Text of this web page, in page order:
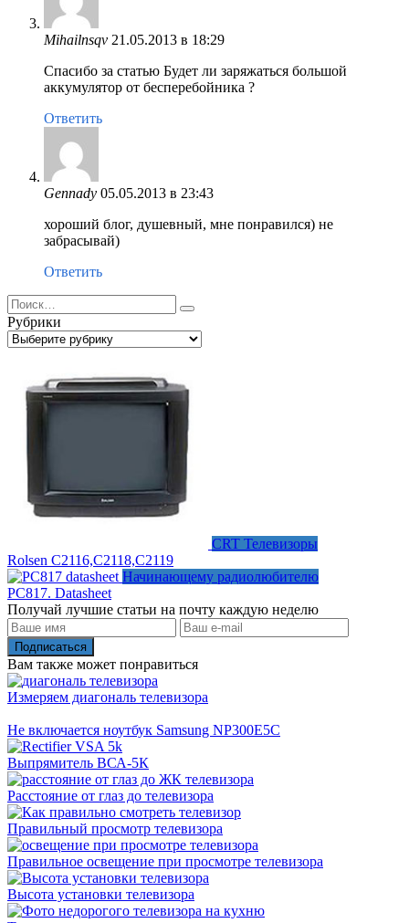
Mihailnsqv 21.05.2013 в 18:29
Спасибо за статью Будет ли заряжаться большой
аккумулятор от бесперебойника ?
Ответить
Gennady 05.05.2013 в 23:43
хороший блог, душевный, мне понравился) не
забрасывай)
Ответить
Search
for:
Рубрики
Рубрики
CRT Телевизоры
Rolsen C2116,C2118,C2119
Начинающему радиолюбителю
PC817. Datasheet
Получай лучшие статьи на почту каждую неделю
Подписаться
Вам также может понравиться
Измеряем диагональ телевизора
Не включается ноутбук Samsung NP300E5C
Выпрямитель ВСА-5К
Расстояние от глаз до телевизора
Правильный просмотр телевизора
Правильное освещение при просмотре телевизора
Высота установки телевизора